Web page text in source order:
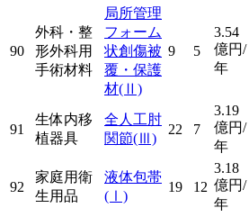
90
外科・整
形外科用
手術材料
局所管理
フォーム
状創傷被
覆・保護
材(Ⅱ)
9 5
3.54
億円/
年
91
生体内移
植器具
全人工肘
関節(Ⅲ)
22 7
3.19
億円/
年
92
家庭用衛
生用品
液体包帯
(Ⅰ)
19 12
3.18
億円/
年